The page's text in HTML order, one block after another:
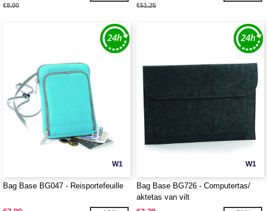
€8.00 €51.25
W1
Bag Base BG047 - Reisportefeuille
W1
Bag Base BG726 - Computertas/
aktetas van vilt